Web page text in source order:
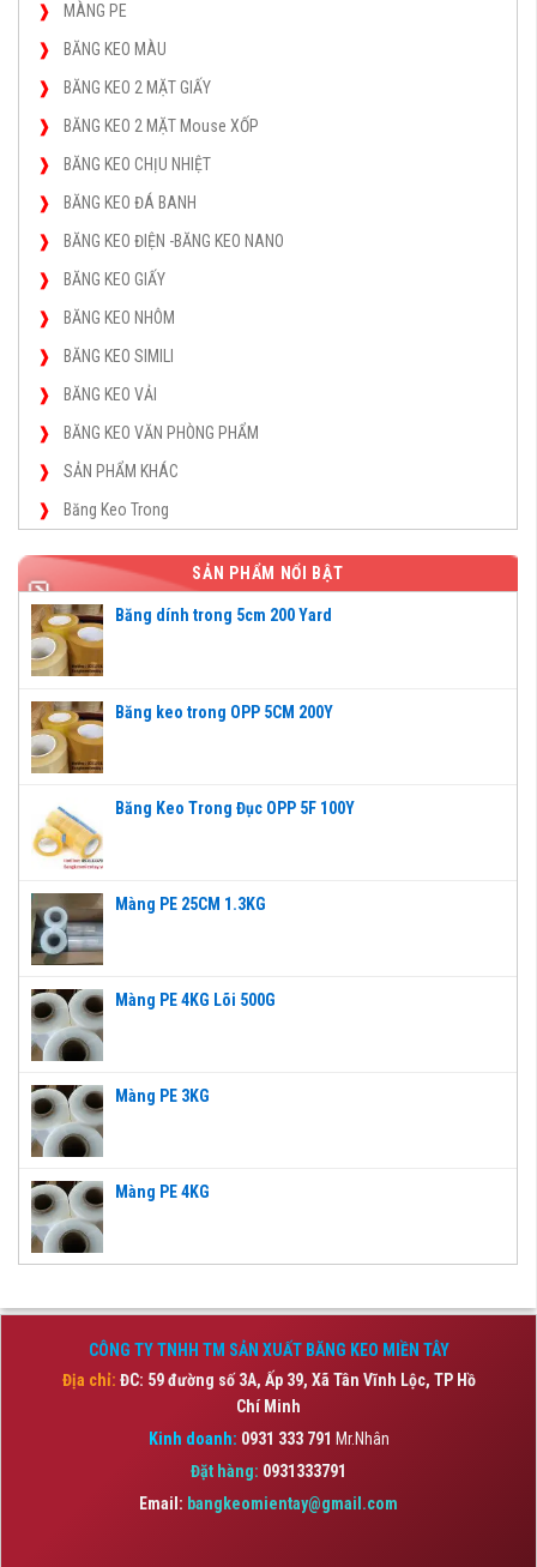
MÀNG PE
BĂNG KEO MÀU
BĂNG KEO 2 MẶT GIẤY
BĂNG KEO 2 MẶT Mouse XỐP
BĂNG KEO CHỊU NHIỆT
BĂNG KEO ĐÁ BANH
BĂNG KEO ĐIỆN -BĂNG KEO NANO
BĂNG KEO GIẤY
BĂNG KEO NHÔM
BĂNG KEO SIMILI
BĂNG KEO VẢI
BĂNG KEO VĂN PHÒNG PHẨM
SẢN PHẨM KHÁC
Băng Keo Trong
SẢN PHẨM NỔI BẬT
Băng dính trong 5cm 200 Yard
Băng keo trong OPP 5CM 200Y
Băng Keo Trong Đục OPP 5F 100Y
Màng PE 25CM 1.3KG
Màng PE 4KG Lõi 500G
Màng PE 3KG
Màng PE 4KG
CÔNG TY TNHH TM SẢN XUẤT BĂNG KEO MIỀN TÂY
Địa chỉ: ĐC: 59 đường số 3A, Ấp 39, Xã Tân Vĩnh Lộc, TP Hồ
Chí Minh
Kinh doanh: 0931 333 791 Mr.Nhân
Đặt hàng: 0931333791
Email: bangkeomientay@gmail.com